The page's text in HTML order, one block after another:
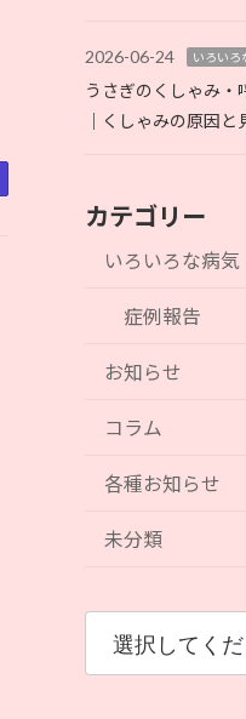
2026-06-24 いろいろ
うさぎのくしゃみ・
｜くしゃみの原因と
カテゴリー
いろいろな病気
症例報告
お知らせ
コラム
各種お知らせ
未分類